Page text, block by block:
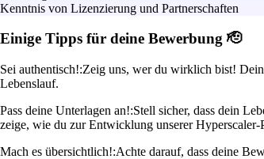
Kenntnis von Lizenzierung und Partnerschaften
Einige Tipps für deine Bewerbung 🫡
Sei authentisch!:Zeig uns, wer du wirklich bist!
Lebenslauf.
Pass deine Unterlagen an!:Stell sicher, dass dein
zeige, wie du zur Entwicklung unserer Hyperscaler-
Mach es übersichtlich!:Achte darauf, dass deine